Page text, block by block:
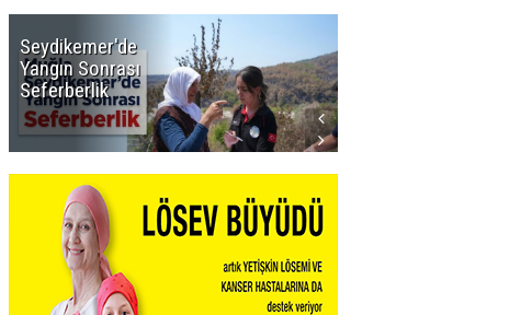
Seydikemer'de
Yangın Sonrası
Seferberlik